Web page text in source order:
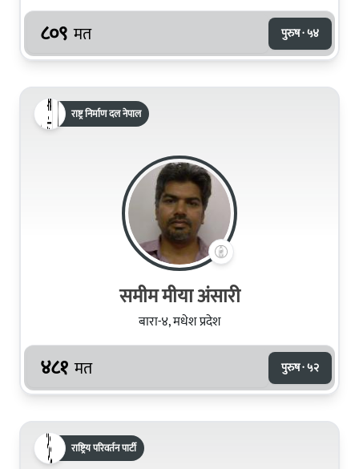
८०९ मत पुरुष · ५४
राष्ट्र निर्माण दल नेपाल
समीम मीया अंसारी
बारा-४, मधेश प्रदेश
४८१ मत पुरुष · ५२
राष्ट्रिय परिवर्तन पार्टी